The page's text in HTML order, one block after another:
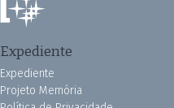
Expediente
Expediente
Projeto Memória